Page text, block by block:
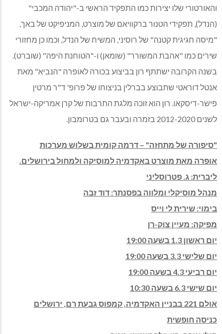
והאורטורי שלו יצירות כמו התפקיד הראשי ב-"יהודה המכבי"
(הנדל), תפקידי הטנור ברקוויאם של מוצרט, המניפיקט של באך,
"מיסה חגיגית קטנה" של רוסיני, המשיח של הנדל, וכמו כן מחזורי
שירים כמו "אהבת המשורר" (שומאן) ו-"הטוחנת היפה" (שוברט).
בשנה הקרובה ישתתף רון בביצוע בכורה לאופרה "הנביא" מאת
אנטל דוראטי שתבוצע בברלין בניצוחו של פרופ' ד"ר מרטין
פישר-דיסקאו. רון הוא זוכה מלגת התרבות של קרן אמריקה-ישראל
לשנים 2012-2020 בזמרה ובעבר גם בטרומבון.
"סיפורה של מתחזה" – דרמה קומית בשלוש מערכות
אופרה מאת מוצרט באקדמיה למוסיקה ולמחול בירושלים.
ליברית: ג. פטרוסליני
מנהל מוסיקלי ומלווה בפסנתר: דוד זבה
בימוי: שירית לי וייס
מפיקה: מעיין צוק-רן
יום ראשון 1.3 בשעה 19:00
יום שלישי 3.3 בשעה 19:00
יום רביעי 4.3 בשעה 19:00
יום שישי 6.3 בשעה 10:30
אולם 221 בבניין האקדמיה, קמפוס גבעת רם, ירושלים
כניסה חופשית